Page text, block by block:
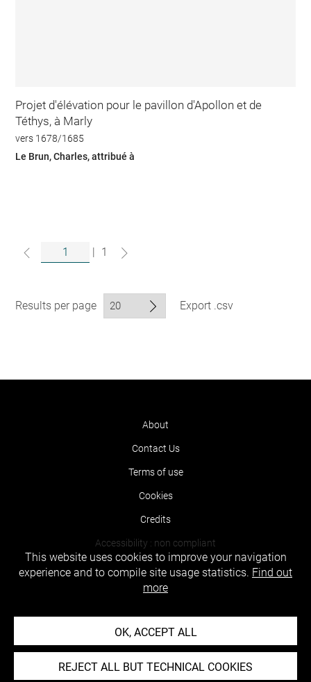
Projet d'élévation pour le pavillon d'Apollon et de
Téthys, à Marly
vers 1678/1685
Le Brun, Charles, attribué à
| 1
Results per page Export .csv
About
Contact Us
Terms of use
Cookies
Credits
Accessibility : non compliant
This website uses cookies to improve your navigation
experience and to compile site usage statistics. Find out
more
OK, ACCEPT ALL
REJECT ALL BUT TECHNICAL COOKIES